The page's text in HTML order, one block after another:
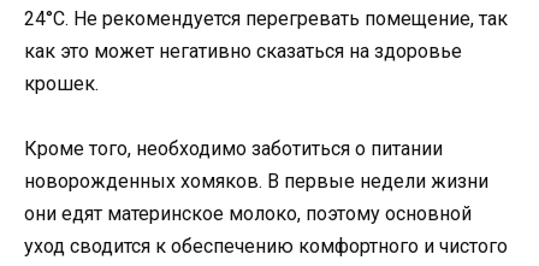
24°C. Не рекомендуется перегревать помещение, так
как это может негативно сказаться на здоровье
крошек.
Кроме того, необходимо заботиться о питании
новорожденных хомяков. В первые недели жизни
они едят материнское молоко, поэтому основной
уход сводится к обеспечению комфортного и чистого